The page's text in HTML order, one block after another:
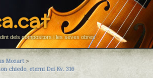
dels compositors i les seves obres
Mozart>
chiedo, eterni Dei Kv. 316